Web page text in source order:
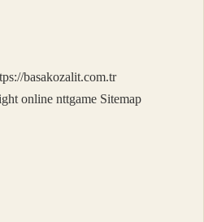
basakozalit.com.tr
online nttgame Sitemap